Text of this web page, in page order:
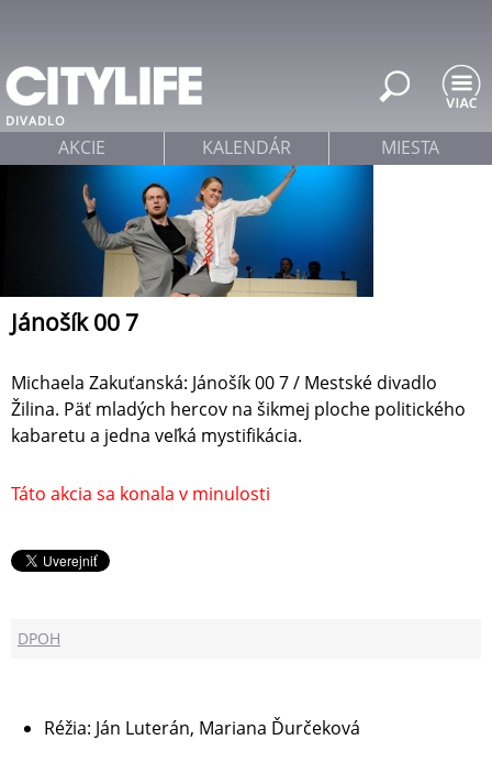
DIVADLO
Jánošík 00 7
Michaela Zakuťanská: Jánošík 00 7 / Mestské divadlo
Žilina. Päť mladých hercov na šikmej ploche politického
kabaretu a jedna veľká mystifikácia.
Táto akcia sa konala v minulosti
DPOH
Réžia: Ján Luterán, Mariana Ďurčeková
AKCIE KALENDÁR MIESTA